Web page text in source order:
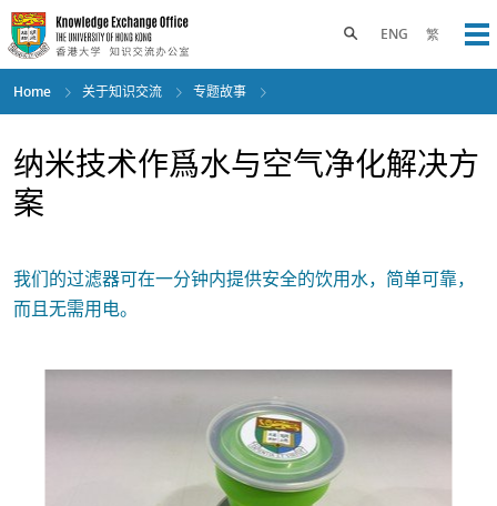
Skip
to
main
content
ENG 繁
Toggle search panel
Home 关于知识交流 专题故事
纳米技术作爲水与空气净化解决方
案
我们的过滤器可在一分钟内提供安全的饮用水，简单可靠，
而且无需用电。